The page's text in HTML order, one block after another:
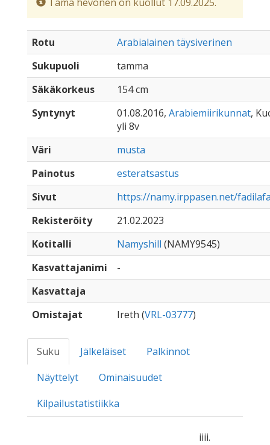
Rotu
Arabialainen täysiverinen
Sukupuoli
tamma
Säkäkorkeus
154 cm
Syntynyt
01.08.2016, Arabiemiirikunnat,
yli 8v
Väri
musta
Painotus
esteratsastus
Sivut
https://namy.irppasen.net/
Rekisteröity
21.02.2023
Kotitalli
Namyshill (NAMY9545)
Kasvattajanimi
-
Kasvattaja
Omistajat
Ireth (VRL-03777)
Suku Jälkeläiset
Palkinnot
Näyttelyt
Ominaisuudet
Kilpailustatistiikka
iiii.